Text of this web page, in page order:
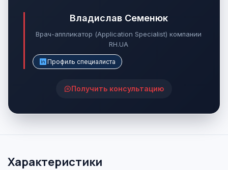
Владислав Семенюк
Врач-аппликатор (Application Specialist) компании
RH.UA
Профиль специалиста
Получить консультацию
Характеристики